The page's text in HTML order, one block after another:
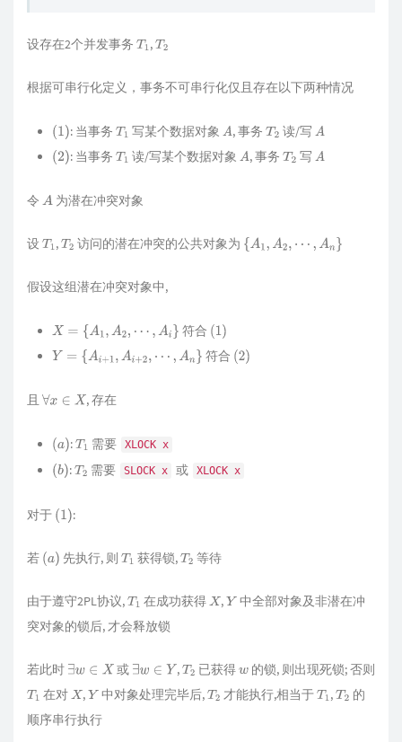
设存在2个并发事务 T1,T2
根据可串行化定义，事务不可串行化仅且存在以下两种情况
(1) : 当事务 T1 写某个数据对象 A , 事务T2 读/写 A
(2) : 当事务 T1 读/写某个数据对象 A , 事务T2 写 A
令 A为潜在冲突对象
设 T1,T2 访问的潜在冲突的公共对象为 {A1,A 2,⋯,An
假设这组潜在冲突对象中,
X= A1 ,A2,⋯,Ai} 符合 (1)
Y {Ai +1,Ai+2,⋯,An} 符合 (2)
且 ∀x∈ X , 存在
(a) :T1 需要 XLOCK x
(b) : T2 需要 SLOCK x 或 XLOCK x
对于 (1) :
若 (a) 先执行, 则T1 获得锁,T2 等待
由于遵守2PL协议, T1 在成功获得X ,Y 中全部对象及非潜在冲
突对象的锁后, 才会释放锁
若此时 ∃w∈X 或 ∃w∈Y , T2 已获得w的锁, 则出现死锁; 否则
T1 在对X ,Y 中对象处理完毕后,T2 才能执行,相当于T1,T2 的
顺序串行执行